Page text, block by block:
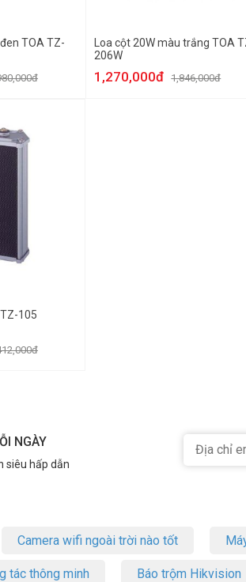
TOA TZ-
Loa cột 20W màu trắng TOA
206W
1,270,000đ 1,846,000đ
TZ-105
NGÀY
siêu hấp dẫn
Camera wifi ngoài trời nào tốt
tác thông minh Báo trộm Hikvision